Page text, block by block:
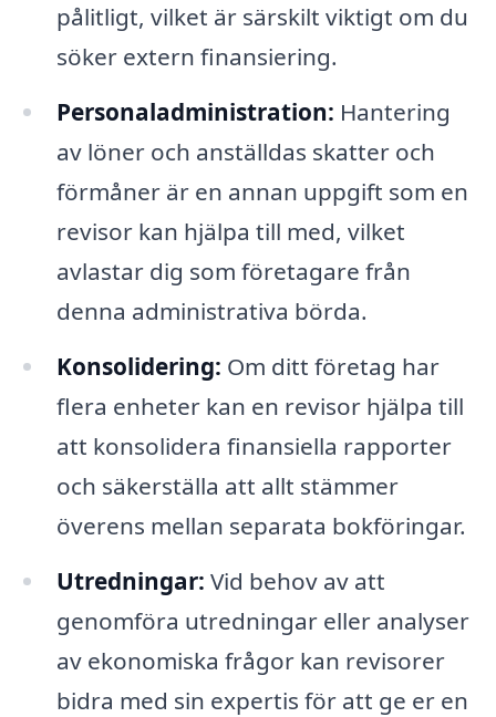
pålitligt, vilket är särskilt viktigt om du
söker extern finansiering.
Personaladministration: Hantering
av löner och anställdas skatter och
förmåner är en annan uppgift som en
revisor kan hjälpa till med, vilket
avlastar dig som företagare från
denna administrativa börda.
Konsolidering: Om ditt företag har
flera enheter kan en revisor hjälpa till
att konsolidera finansiella rapporter
och säkerställa att allt stämmer
överens mellan separata bokföringar.
Utredningar: Vid behov av att
genomföra utredningar eller analyser
av ekonomiska frågor kan revisorer
bidra med sin expertis för att ge er en